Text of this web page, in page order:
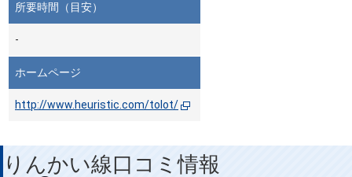
所要時間（目安）
-
ホームページ
http://www.heuristic.com/tolot/
りんかい線口コミ情報